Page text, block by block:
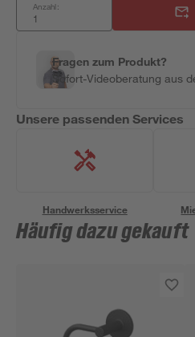
Anzahl:
Fragen zum Produkt?
Sofort-Videoberatung aus
Unsere passenden Services
Handwerksservice
Häufig dazu gekauft